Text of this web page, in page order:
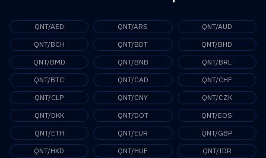
QNT/AED QNT/ARS
QNT/AUD
QNT/BCH
QNT/BDT
QNT/BHD
QNT/BMD
QNT/BNB
QNT/BRL
QNT/BTC
QNT/CAD
QNT/CHF
QNT/CLP
QNT/CNY
QNT/CZK
QNT/DKK
QNT/DOT
QNT/EOS
QNT/ETH
QNT/EUR
QNT/GBP
QNT/HKD
QNT/HUF
QNT/IDR